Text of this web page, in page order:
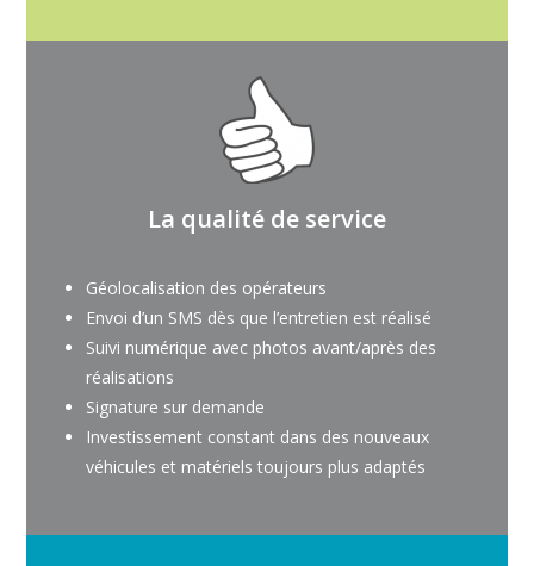
La qualité de service
Géolocalisation des opérateurs
Envoi d’un SMS dès que l’entretien est réalisé
Suivi numérique avec photos avant/après des
réalisations
Signature sur demande
Investissement constant dans des nouveaux
véhicules et matériels toujours plus adaptés